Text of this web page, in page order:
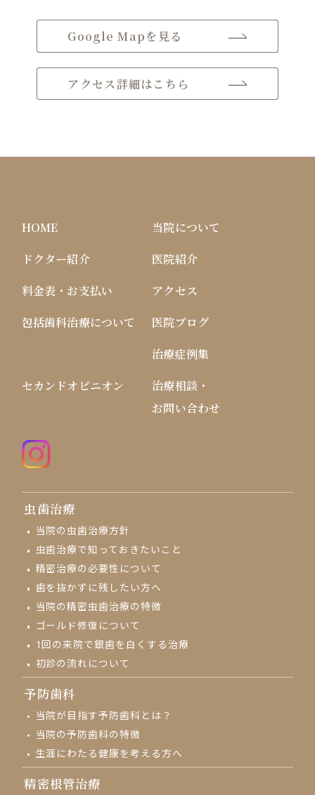
Google Mapを見る
アクセス詳細はこちら
HOME
当院について
ドクター紹介
医院紹介
料金表・お支払い
アクセス
包括歯科治療について
医院ブログ
治療症例集
治療相談・
お問い合わせ
セカンドオピニオン
虫歯治療
当院の虫歯治療方針
虫歯治療で知っておきたいこと
精密治療の必要性について
歯を抜かずに残したい方へ
当院の精密虫歯治療の特徴
ゴールド修復について
1回の来院で銀歯を白くする治療
初診の流れについて
予防歯科
当院が目指す予防歯科とは？
当院の予防歯科の特徴
生涯にわたる健康を考える方へ
精密根管治療